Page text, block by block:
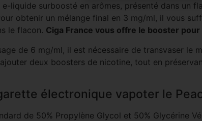
e-liquide surboosté en arômes, présenté dans un
obtenir un mélange final en 3 mg/ml, il vous
le flacon. Ciga France vous offre le booster
de 6 mg/ml, il est nécessaire de transvaser le
deux boosters de nicotine, tout en
électronique vapoter le
de 50% Propylène Glycol et 50% Glycérine